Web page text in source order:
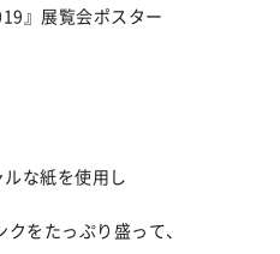
』展覧会ポスター
な紙を使用し
をたっぷり盛って、